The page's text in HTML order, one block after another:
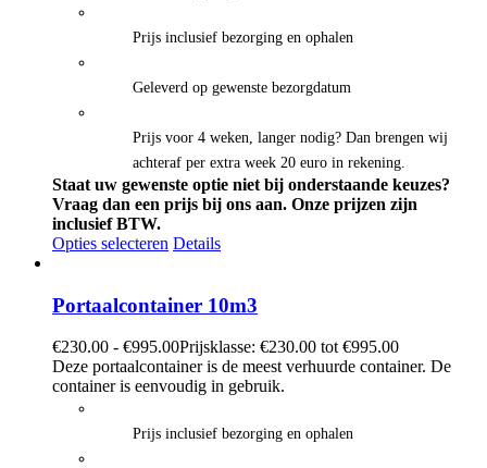
Prijs inclusief bezorging en ophalen
Geleverd op gewenste bezorgdatum
Prijs voor 4 weken, langer nodig? Dan brengen wij
achteraf per extra week 20 euro in rekening.
Staat uw gewenste optie niet bij onderstaande keuzes?
Vraag dan een prijs bij ons aan. Onze prijzen zijn
inclusief BTW.
Opties selecteren Details
Portaalcontainer 10m3
€230.00 - €995.00Prijsklasse: €230.00 tot €995.00
Deze portaalcontainer is de meest verhuurde container. De
container is eenvoudig in gebruik.
Prijs inclusief bezorging en ophalen